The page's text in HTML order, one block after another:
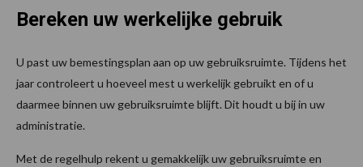
Bereken uw werkelijke gebruik
U past uw bemestingsplan aan op uw gebruiksruimte. Tijdens het
jaar controleert u hoeveel mest u werkelijk gebruikt en of u
daarmee binnen uw gebruiksruimte blijft. Dit houdt u bij in uw
administratie.
Met de regelhulp rekent u gemakkelijk uw gebruiksruimte en